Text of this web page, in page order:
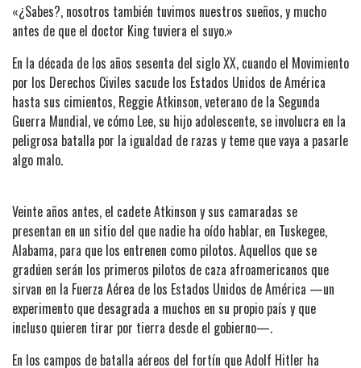
«¿Sabes?, nosotros también tuvimos nuestros sueños, y mucho
antes de que el doctor King tuviera el suyo.»
En la década de los años sesenta del siglo XX, cuando el Movimiento
por los Derechos Civiles sacude los Estados Unidos de América
hasta sus cimientos, Reggie Atkinson, veterano de la Segunda
Guerra Mundial, ve cómo Lee, su hijo adolescente, se involucra en la
peligrosa batalla por la igualdad de razas y teme que vaya a pasarle
algo malo.
Veinte años antes, el cadete Atkinson y sus camaradas se
presentan en un sitio del que nadie ha oído hablar, en Tuskegee,
Alabama, para que los entrenen como pilotos. Aquellos que se
gradúen serán los primeros pilotos de caza afroamericanos que
sirvan en la Fuerza Aérea de los Estados Unidos de América —un
experimento que desagrada a muchos en su propio país y que
incluso quieren tirar por tierra desde el gobierno—.
En los campos de batalla aéreos del fortín que Adolf Hitler ha